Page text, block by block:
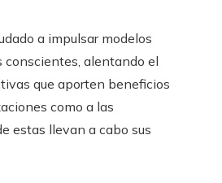
a impulsar modelos
conscientes, alentando el
que aporten beneficios
como a las
estas llevan a cabo sus